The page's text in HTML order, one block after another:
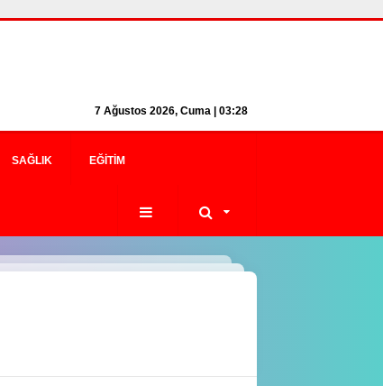
7 Ağustos 2026, Cuma | 03:28
SAĞLIK EĞITIM